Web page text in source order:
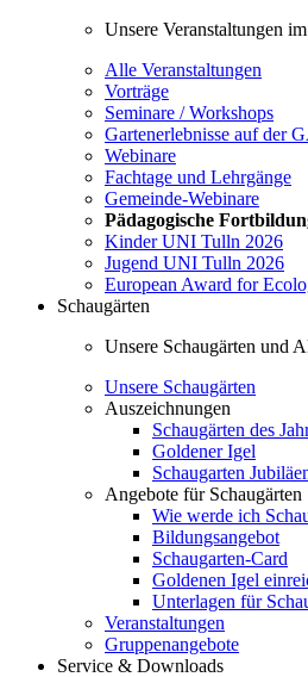
Unsere Veranstaltungen
Alle Veranstaltungen
Vorträge
Seminare / Workshops
Gartenerlebnisse auf der
Webinare
Fachtage und Lehrgänge
Gemeinde-Webinare
Pädagogische
Kinder UNI Tulln 2026
Jugend UNI Tulln 2026
European Award for
Schaugärten
Unsere Schaugärten und
Unsere Schaugärten
Auszeichnungen
Schaugärten des
Goldener Igel
Schaugarten
Angebote für Schaugärten
Wie werde ich
Bildungsangebot
Schaugarten-Card
Goldenen Igel
Unterlagen für
Veranstaltungen
Gruppenangebote
Service & Downloads